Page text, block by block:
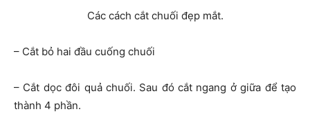
Các cách cắt chuối đẹp mắt.​
– Cắt bỏ hai đầu cuống chuối
– Cắt dọc đôi quả chuối. Sau đó cắt ngang ở giữa để tạo
thành 4 phần.